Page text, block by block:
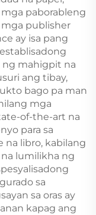
paborableng
publisher
ay isa pang
ng mahigpit na
ang tibay,
bago pa man
mga
of-the-art na
para sa
libro, kabilang
lumilikha ng
sa
sa oras ay
kapag ang